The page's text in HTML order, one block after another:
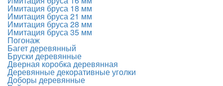
Имитация бруса 18 мм
Имитация бруса 21 мм
Имитация бруса 28 мм
Имитация бруса 35 мм
Погонаж
Багет деревянный
Бруски деревянные
Дверная коробка деревянная
Деревянные декоративные уголки
Доборы деревянные